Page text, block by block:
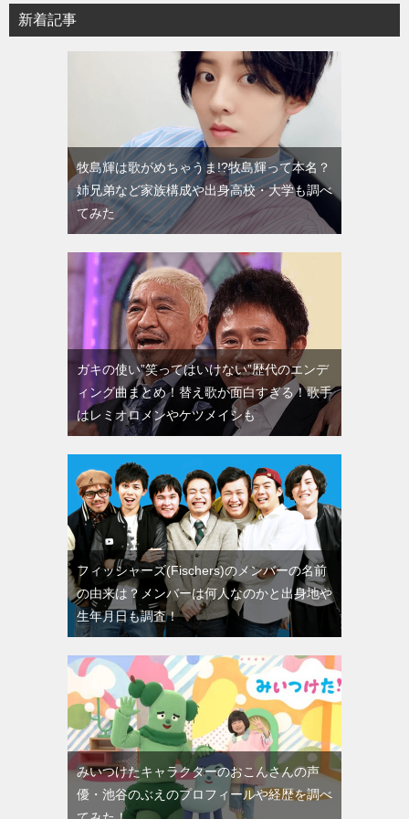
新着記事
牧島輝は歌がめちゃうま!?牧島輝って本名？
姉兄弟など家族構成や出身高校・大学も調べ
てみた
ガキの使い”笑ってはいけない”歴代のエンデ
ィング曲まとめ！替え歌が面白すぎる！歌手
はレミオロメンやケツメイシも
フィッシャーズ(Fischers)のメンバーの名前
の由来は？メンバーは何人なのかと出身地や
生年月日も調査！
みいつけたキャラクターのおこんさんの声
優・池谷のぶえのプロフィールや経歴を調べ